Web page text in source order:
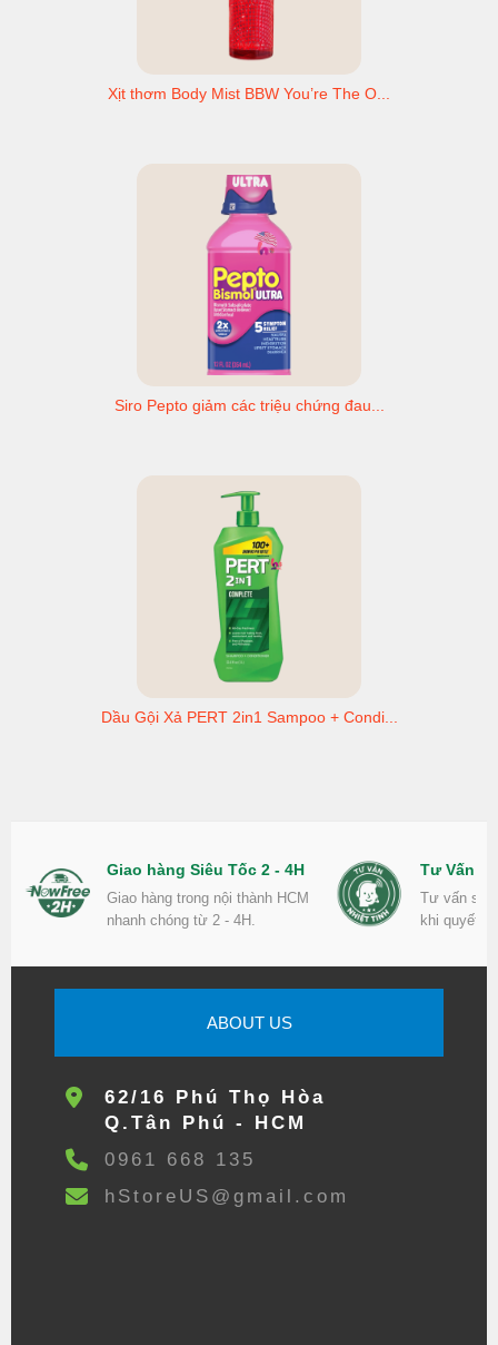
Xịt thơm Body Mist BBW You’re The O...
Siro Pepto giảm các triệu chứng đau...
Dầu Gội Xả PERT 2in1 Sampoo + Condi...
Giao hàng Siêu Tốc 2 - 4H
Giao hàng trong nội thành HCM
nhanh chóng từ 2 - 4H.
Tư Vấn
Tư vấn
khi quyết
ABOUT US
62/16 Phú Thọ Hòa
Q.Tân Phú - HCM
0961 668 135
hStoreUS@gmail.com